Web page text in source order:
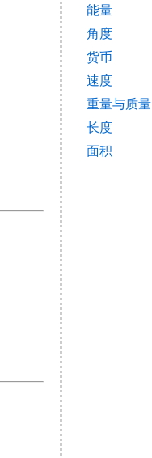
能量
角度
货币
速度
重量与质量
长度
面积